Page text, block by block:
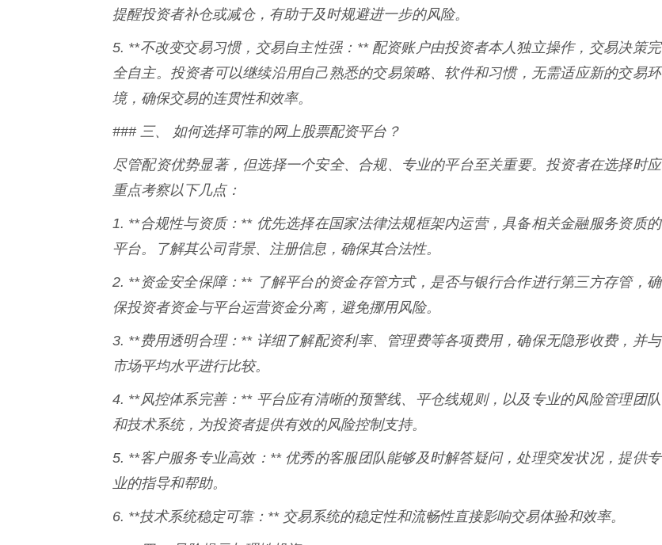
提醒投资者补仓或减仓，有助于及时规避进一步的风险。
5. **不改变交易习惯，交易自主性强：** 配资账户由投资者本人独立操作，交易决策完
全自主。投资者可以继续沿用自己熟悉的交易策略、软件和习惯，无需适应新的交易环
境，确保交易的连贯性和效率。
### 三、 如何选择可靠的网上股票配资平台？
尽管配资优势显著，但选择一个安全、合规、专业的平台至关重要。投资者在选择时应
重点考察以下几点：
1. **合规性与资质：** 优先选择在国家法律法规框架内运营，具备相关金融服务资质的
平台。了解其公司背景、注册信息，确保其合法性。
2. **资金安全保障：** 了解平台的资金存管方式，是否与银行合作进行第三方存管，确
保投资者资金与平台运营资金分离，避免挪用风险。
3. **费用透明合理：** 详细了解配资利率、管理费等各项费用，确保无隐形收费，并与
市场平均水平进行比较。
4. **风控体系完善：** 平台应有清晰的预警线、平仓线规则，以及专业的风险管理团队
和技术系统，为投资者提供有效的风险控制支持。
5. **客户服务专业高效：** 优秀的客服团队能够及时解答疑问，处理突发状况，提供专
业的指导和帮助。
6. **技术系统稳定可靠：** 交易系统的稳定性和流畅性直接影响交易体验和效率。